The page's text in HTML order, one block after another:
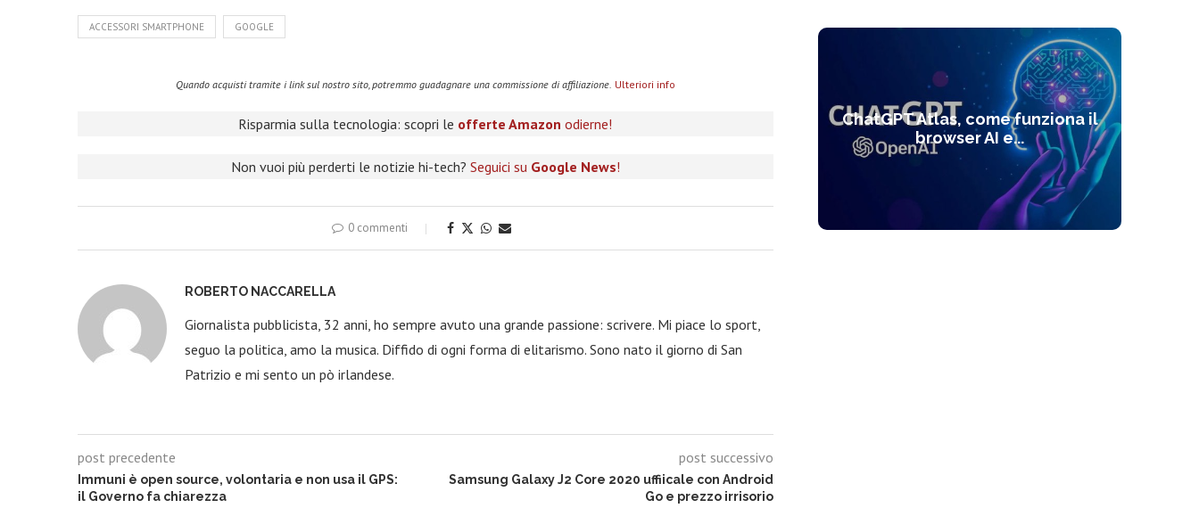
ACCESSORI SMARTPHONE GOOGLE
Quando acquisti tramite i link sul nostro sito, potremmo guadagnare una commissione di affiliazione. Ulteriori info
Risparmia sulla tecnologia: scopri le offerte Amazon odierne!
Non vuoi più perderti le notizie hi-tech? Seguici su Google News!
0 commenti
ROBERTO NACCARELLA
Giornalista pubblicista, 32 anni, ho sempre avuto una grande passione: scrivere. Mi piace lo sport,
seguo la politica, amo la musica. Diffido di ogni forma di elitarismo. Sono nato il giorno di San
Patrizio e mi sento un pò irlandese.
post precedente
Immuni è open source, volontaria e non usa il GPS:
il Governo fa chiarezza
post successivo
Samsung Galaxy J2 Core 2020 uffiicale con Android
Go e prezzo irrisorio
ChatGPT Atlas, come funziona il
browser AI e...